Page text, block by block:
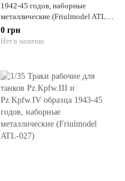
1942-45 годов, наборные
металлические (Friulmodel ATL-
005)
0 грн
Нет в наличии